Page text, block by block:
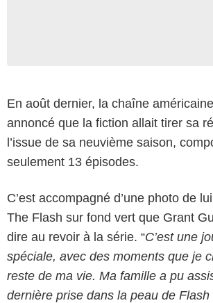
En août dernier, la chaîne
annoncé que la fiction allait tirer sa
l’issue de sa neuvième saison,
seulement 13 épisodes.
C’est accompagné d’une photo de
The Flash sur fond vert que Grant
dire au revoir à la série. “C’est une
spéciale, avec des moments que je
reste de ma vie. Ma famille a pu
dernière prise dans la peau de